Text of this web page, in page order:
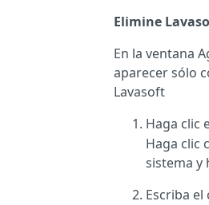
Elimine
En la ventana
aparecer sólo
Lavasoft
Haga clic
Haga clic
sistema y
Escriba